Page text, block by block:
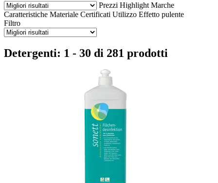
Prezzi Highlight Marche
Caratteristiche Materiale Certificati Utilizzo Effetto pulente
Filtro
Detergenti: 1 - 30 di 281 prodotti